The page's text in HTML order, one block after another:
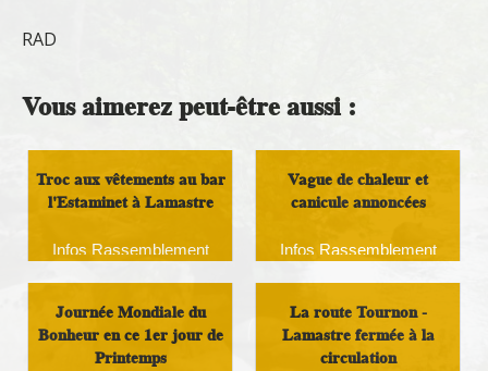
RAD
Vous aimerez peut-être aussi :
Troc aux vêtements au bar
l'Estaminet à Lamastre
Infos Rassemblement
Vague de chaleur et
canicule annoncées
Infos Rassemblement
Journée Mondiale du
Bonheur en ce 1er jour de
Printemps
La route Tournon -
Lamastre fermée à la
circulation